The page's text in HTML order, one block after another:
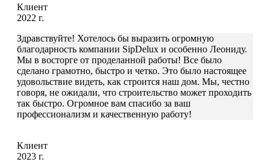
Клиент
2022 г.
Здравствуйте! Хотелось бы выразить огромную
благодарность компании SipDelux и особенно Леониду.
Мы в восторге от проделанной работы! Все было
сделано грамотно, быстро и четко. Это было настоящее
удовольствие видеть, как строится наш дом. Мы, честно
говоря, не ожидали, что строительство может проходить
так быстро. Огромное вам спасибо за ваш
профессионализм и качественную работу!
Клиент
2023 г.